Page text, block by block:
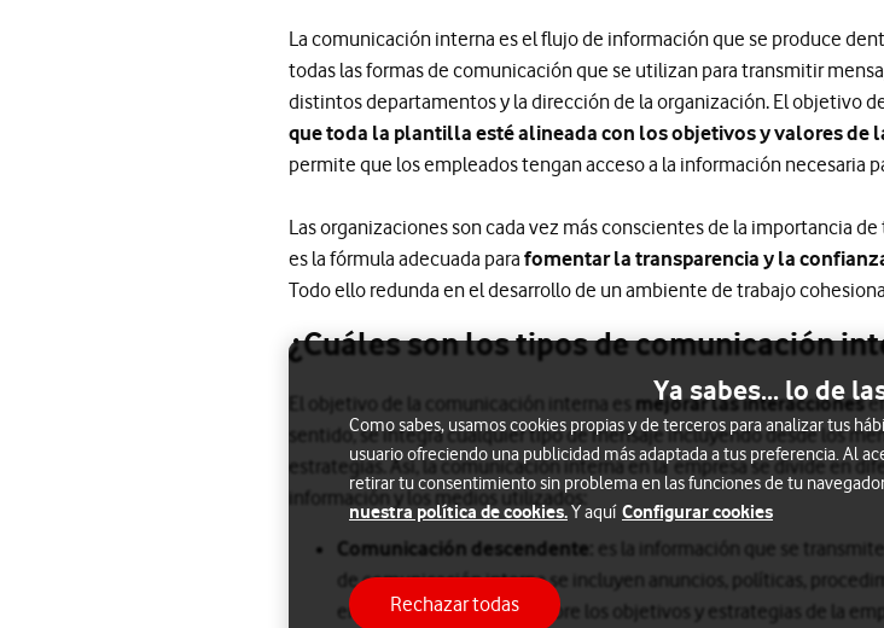
La comunicación interna es el flujo de información que se produce
todas las formas de comunicación que se utilizan para transmitir
distintos departamentos y la dirección de la organización. El objetivo
que toda la plantilla esté alineada con los objetivos y valores de
permite que los empleados tengan acceso a la información necesaria
Las organizaciones son cada vez más conscientes de la importancia
es la fórmula adecuada para fomentar la transparencia y la
Todo ello redunda en el desarrollo de un ambiente de trabajo
¿Cuáles son los tipos de comunicación
El objetivo de la comunicación interna es mejorar las interacciones
sentido, se integra cualquier tipo de mensaje incluyendo desde los
estrategias. Así, la comunicación interna en la empresa se divide en
información y los medios utilizados:
Comunicación descendente: es la información que se
de comunicación interna se incluyen anuncios, políticas,
empleados informados sobre los objetivos y estrategias de la
Ya sabes... lo de
Como sabes, usamos cookies propias y de terceros para analizar tus
usuario ofreciendo una publicidad más adaptada a tus preferencia. Al
retirar tu consentimiento sin problema en las funciones de tu
nuestra política de cookies.Y aquí Configurar cookies
Rechazar todas